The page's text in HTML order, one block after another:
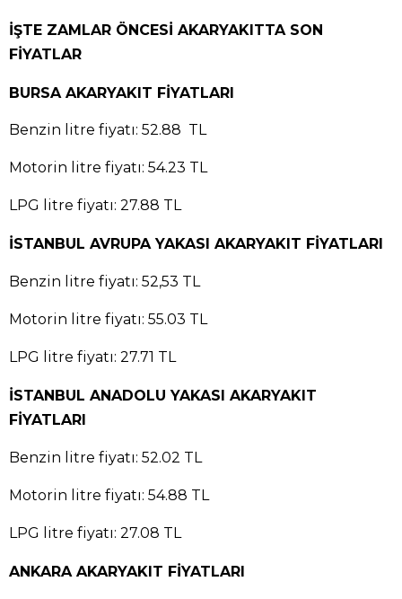
İŞTE ZAMLAR ÖNCESİ AKARYAKITTA SON
FİYATLAR
BURSA AKARYAKIT FİYATLARI
Benzin litre fiyatı: 52.88 TL
Motorin litre fiyatı: 54.23 TL
LPG litre fiyatı: 27.88 TL
İSTANBUL AVRUPA YAKASI AKARYAKIT FİYATLARI
Benzin litre fiyatı: 52,53 TL
Motorin litre fiyatı: 55.03 TL
LPG litre fiyatı: 27.71 TL
İSTANBUL ANADOLU YAKASI AKARYAKIT
FİYATLARI
Benzin litre fiyatı: 52.02 TL
Motorin litre fiyatı: 54.88 TL
LPG litre fiyatı: 27.08 TL
ANKARA AKARYAKIT FİYATLARI